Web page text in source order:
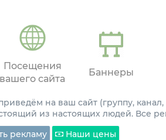
Посещения
вашего сайта
Баннеры
на ваш сайт (группу,
из настоящих людей. Все
рекламу
Наши цены